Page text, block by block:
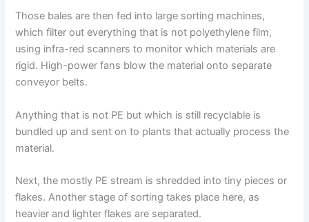
Those bales are then fed into large sorting machines,
which filter out everything that is not polyethylene film,
using infra-red scanners to monitor which materials are
rigid. High-power fans blow the material onto separate
conveyor belts.
Anything that is not PE but which is still recyclable is
bundled up and sent on to plants that actually process the
material.
Next, the mostly PE stream is shredded into tiny pieces or
flakes. Another stage of sorting takes place here, as
heavier and lighter flakes are separated.